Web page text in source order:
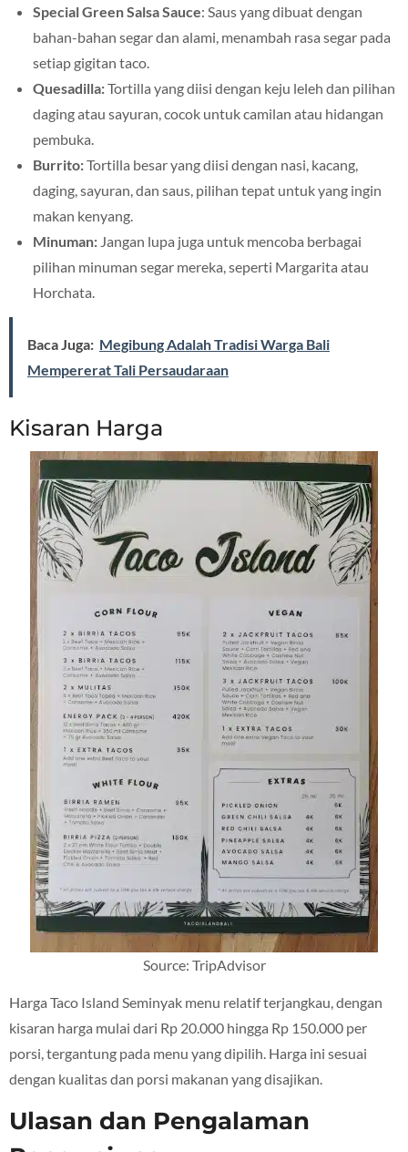
Special Green Salsa Sauce: Saus yang dibuat dengan
bahan-bahan segar dan alami, menambah rasa segar pada
setiap gigitan taco.
Quesadilla:Tortilla yang diisi dengan keju leleh dan pilihan
daging atau sayuran, cocok untuk camilan atau hidangan
pembuka.
Burrito:Tortilla besar yang diisi dengan nasi, kacang,
daging, sayuran, dan saus, pilihan tepat untuk yang ingin
makan kenyang.
Minuman: Jangan lupa juga untuk mencoba berbagai
pilihan minuman segar mereka, seperti Margarita atau
Horchata.
Baca Juga: Megibung Adalah Tradisi Warga Bali
Mempererat Tali Persaudaraan
Kisaran Harga
Source: TripAdvisor
Harga Taco Island Seminyak menu relatif terjangkau, dengan
kisaran harga mulai dari Rp 20.000 hingga Rp 150.000 per
porsi, tergantung pada menu yang dipilih. Harga ini sesuai
dengan kualitas dan porsi makanan yang disajikan.
Ulasan dan Pengalaman